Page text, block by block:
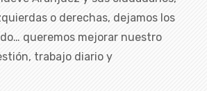
o derechas, dejamos los
queremos mejorar nuestro
trabajo diario y